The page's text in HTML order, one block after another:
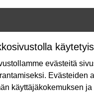
evästeitä
Evästeiden
käyttäjäkokemuksen
Asukasbudjetissa
vaiheet